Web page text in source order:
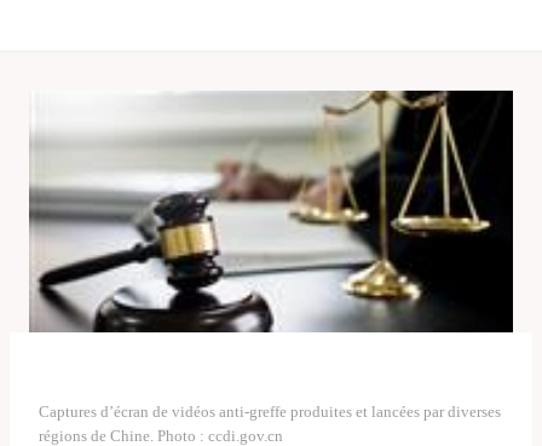
Captures d’écran de vidéos anti-greffe produites et lancées par diverses
régions de Chine. Photo : ccdi.gov.cn